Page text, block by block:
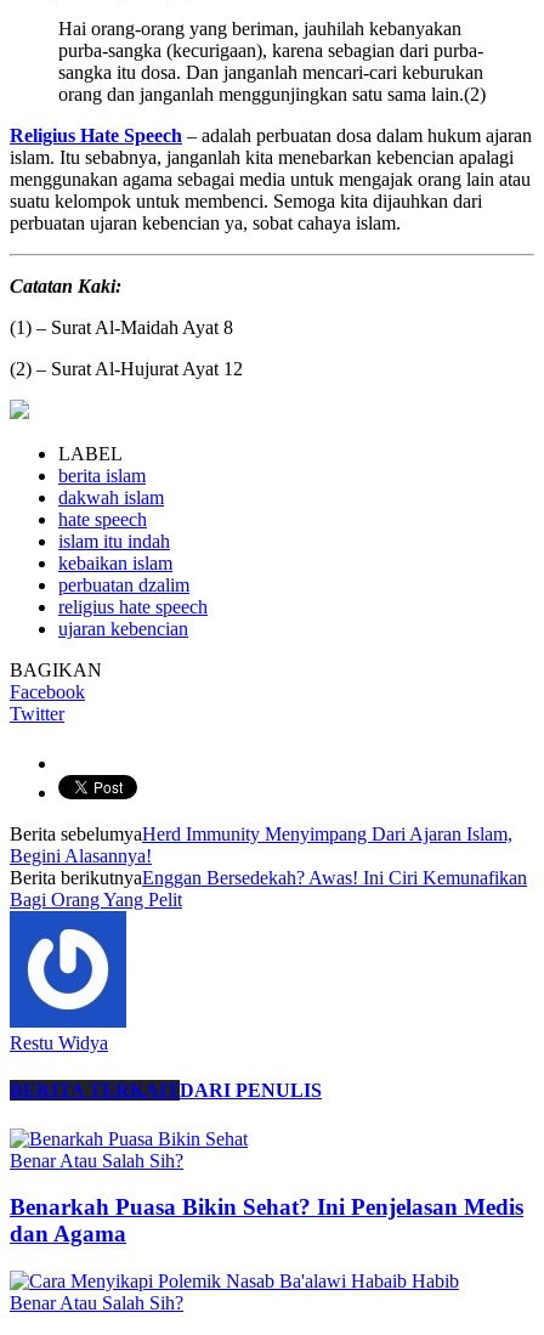
Hai orang-orang yang beriman, jauhilah kebanyakan
purba-sangka (kecurigaan), karena sebagian dari purba-
sangka itu dosa. Dan janganlah mencari-cari keburukan
orang dan janganlah menggunjingkan satu sama lain.(2)
Religius Hate Speech – adalah perbuatan dosa dalam hukum ajaran
islam. Itu sebabnya, janganlah kita menebarkan kebencian apalagi
menggunakan agama sebagai media untuk mengajak orang lain atau
suatu kelompok untuk membenci. Semoga kita dijauhkan dari
perbuatan ujaran kebencian ya, sobat cahaya islam.
Catatan Kaki:
(1) – Surat Al-Maidah Ayat 8
(2) – Surat Al-Hujurat Ayat 12
LABEL
berita islam
dakwah islam
hate speech
islam itu indah
kebaikan islam
perbuatan dzalim
religius hate speech
ujaran kebencian
BAGIKAN
Facebook
Twitter
Berita sebelumyaHerd Immunity Menyimpang Dari Ajaran Islam,
Begini Alasannya!
Berita berikutnyaEnggan Bersedekah? Awas! Ini Ciri Kemunafikan
Bagi Orang Yang Pelit
Restu Widya
BERITA TERKAITDARI PENULIS
Benar Atau Salah Sih?
Benarkah Puasa Bikin Sehat? Ini Penjelasan Medis
dan Agama
Benar Atau Salah Sih?